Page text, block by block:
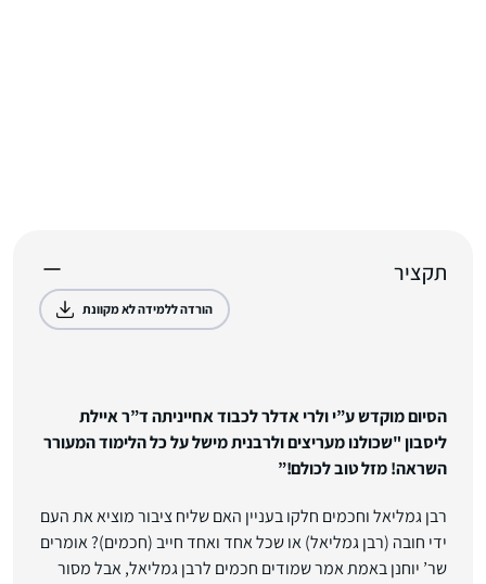
תקציר
הורדה ללמידה לא מקוונת
הסיום מוקדש ע”י ולרי אדלר לכבוד אחייניתה ד”ר איילת
ליסבון "שכולנו מעריצים ולרבנית מישל על כל הלימוד המעורר
השראה! מזל טוב לכולם!”
רבן גמליאל וחכמים חלקו בעניין האם שליח ציבור מוציא את העם
ידי חובה (רבן גמליאל) או שכל אחד ואחד חייב (חכמים)? אומרים
שר’ יוחנן באמת אמר שמודים חכמים לרבן גמליאל, אבל מסור